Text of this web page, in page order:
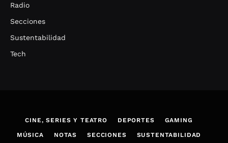
Radio
Secciones
Sustentabilidad
Tech
CINE, SERIES Y TEATRO DEPORTES GAMING
MÚSICA NOTAS SECCIONES SUSTENTABILIDAD